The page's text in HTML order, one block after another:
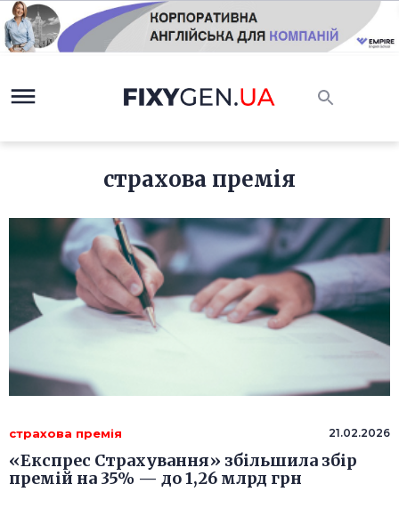
страхова премія
страхова премія 21.02.2026
«Експрес Страхування» збільшила збір
премій на 35% — до 1,26 млрд грн